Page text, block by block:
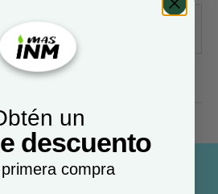
un
descuento
compra